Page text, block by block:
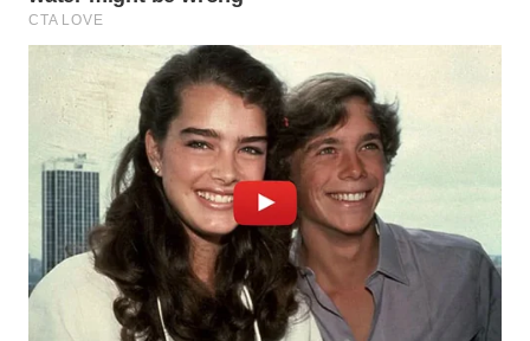
BINJAI
CIREBON
WN
INDRAMAYU
KUNINGAN